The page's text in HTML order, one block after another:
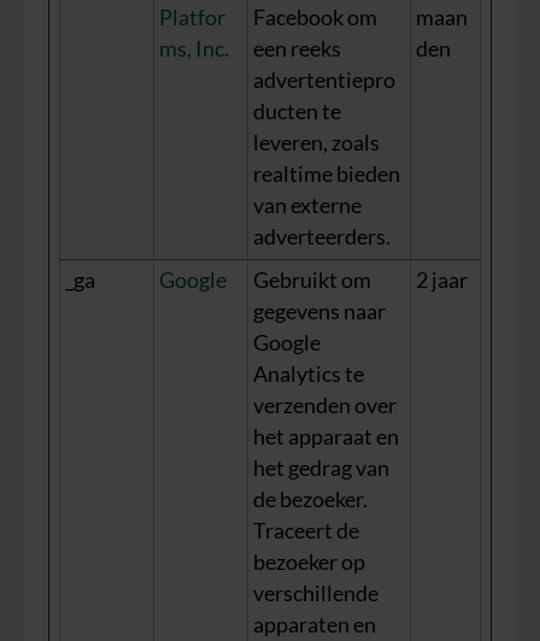
Platfor
ms, Inc.
Facebook om
een reeks
advertentiepro
ducten te
leveren, zoals
realtime bieden
van externe
adverteerders.
maan
den
_ga Google
Gebruikt om
gegevens naar
Google
Analytics te
verzenden over
het apparaat en
het gedrag van
de bezoeker.
Traceert de
bezoeker op
verschillende
apparaten en
2 jaar